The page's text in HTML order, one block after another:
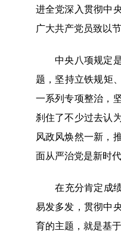
进全党深入贯彻中
广大共产党员致以
中央八项规定是
题，坚持立铁规矩
一系列专项整治，
刹住了不少过去认
风政风焕然一新，
面从严治党是新时
在充分肯定成绩
易发多发，贯彻中
育的主题，就是基